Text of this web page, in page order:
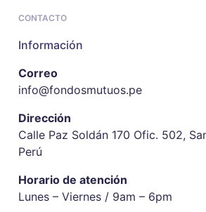
CONTACTO
Información
Correo
info@fondosmutuos.pe
Dirección
Calle Paz Soldán 170 Ofic. 502,
Perú
Horario de atención
Lunes – Viernes / 9am – 6pm